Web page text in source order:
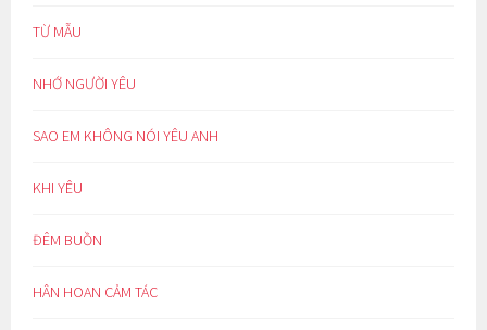
TỪ MẪU
NHỚ NGƯỜI YÊU
SAO EM KHÔNG NÓI YÊU ANH
KHI YÊU
ĐÊM BUỒN
HÂN HOAN CẢM TÁC